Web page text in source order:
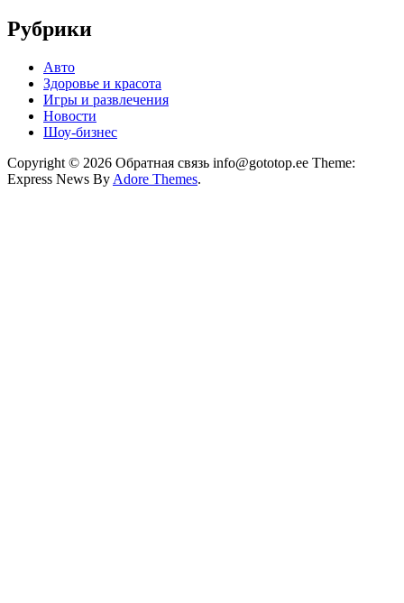
Рубрики
Авто
Здоровье и красота
Игры и развлечения
Новости
Шоу-бизнес
Copyright © 2026 Обратная связь info@gototop.ee Theme:
Express News By Adore Themes.